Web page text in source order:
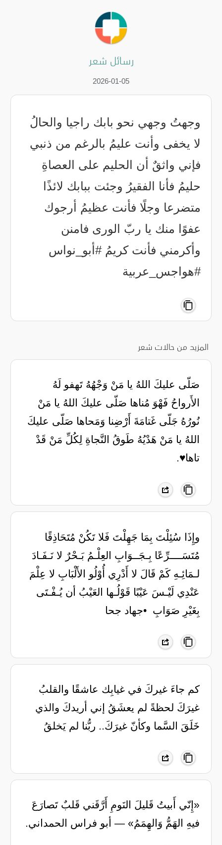
رسائل شعر
2026-01-05
وجهتُ وجهي نحو بابك راجيا والحالُ
لا يخفى وأنت عليمُ بالرغم من ذنبي
فإني واثقٌ أن الحليم على العصاةِ
حليمُ فأنا الفقيرُ وجئت ببابك لائذًا
متضرعا وجلًا فأنت عظيمُ أرجوك
عفوًا منك يا ربّ الورى فامنن
وأكرمني فأنت كريمُ #أبو_نواس
#هواجس_عربية
المزيد من حالات شعر
صَلّى عليكَ اللهُ يا مَنْ وَجْهُهُ تَهفو لَهُ
الأَرواحُ فَهْوَ مُناها صَلّى عليكَ اللهُ يا مَنْ
نُورُهُ جَلّى غَتامَةَ أَرْضِنا وَمَحاها صَلّى عليكَ
اللهُ يا مَنْ هَدْيُهُ طَوقُ النَّجاةِ لِكُلِّ مَنْ قَدْ
تاها♥️.
‏وإِذَا سُئِلْتَ بِمَا جَهِلْتَ فَلا تَكُنْ ‏مُتَحَاذِقًا
مُتَسَــــرِّعًا بِـجَــوَابِ ‏العِلْـمُ بَـحْرٌ لا نَـفَـادَ
لـمَائِـهِ ‏كَمْ قَالَ لا أَدْرِي أُوْلُو الأَلْبَابِ ‏لا عِلْمَ
عَنْدِي لَيْـسَ عَيْبًا قَوْلُـها ‏العَيْبُ أن يُـفْـتَى
بِغَيْرِ صَوَابِ ‏ ‏•جهاد جحا
كم جاءَ غيركَ في غيابِك عاشقًا والقلبُ
غيرَكَ لحظةً لم يعشَقُ إني أريدكَ والذي
خَلَقَ السَّما وكأنّ غيرَكَ.. ربُّنا لم يَخلقُ
«إِنّي أَبيتُ قَليلَ النَومِ أَرَّقَني ‏قَلبٌ تَصارَعَ
فيهِ الهَمُّ وَالهِمَمُ» ‏— أبو فراس الحمداني.